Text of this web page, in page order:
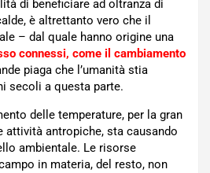
di beneficiare ad oltranza di
è altrettanto vero che il
– dal quale hanno origine una
connessi, come il cambiamento
piaga che l’umanità stia
secoli a questa parte.
delle temperature, per la gran
attività antropiche, sta causando
ambientale. Le risorse
in materia, del resto, non